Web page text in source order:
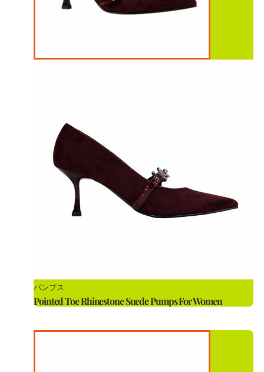
パンプス
Pointed Toe Rhinestone Suede Pumps For Women